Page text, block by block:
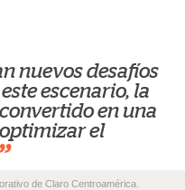
nuevos desafíos
escenario, la
en una
el
de Claro Centroamérica.